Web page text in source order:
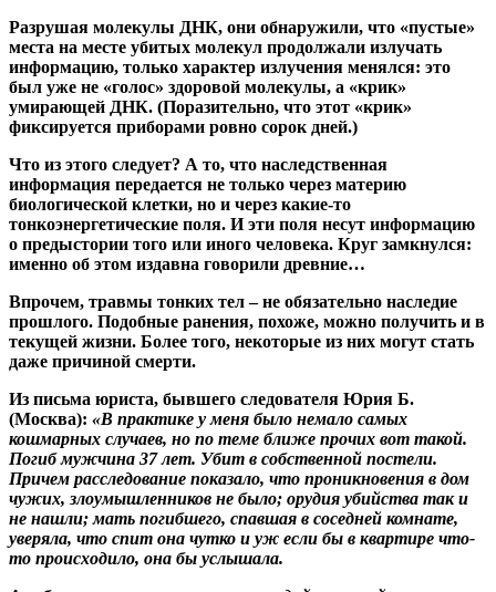
Разрушая молекулы ДНК, они обнаружили, что «пустые»
места на месте убитых молекул продолжали излучать
информацию, только характер излучения менялся: это
был уже не «голос» здоровой молекулы, а «крик»
умирающей ДНК. (Поразительно, что этот «крик»
фиксируется приборами ровно сорок дней.)
Что из этого следует? А то, что наследственная
информация передается не только через материю
биологической клетки, но и через какие-то
тонкоэнергетические поля. И эти поля несут информацию
о предыстории того или иного человека. Круг замкнулся:
именно об этом издавна говорили древние…
Впрочем, травмы тонких тел – не обязательно наследие
прошлого. Подобные ранения, похоже, можно получить и в
текущей жизни. Более того, некоторые из них могут стать
даже причиной смерти.
Из письма юриста, бывшего следователя Юрия Б.
(Москва): «В практике у меня было немало самых
кошмарных случаев, но по теме ближе прочих вот такой.
Погиб мужчина 37 лет. Убит в собственной постели.
Причем расследование показало, что проникновения в дом
чужих, злоумышленников не было; орудия убийства так и
не нашли; мать погибшего, спавшая в соседней комнате,
уверяла, что спит она чутко и уж если бы в квартире что-
то происходило, она бы услышала.